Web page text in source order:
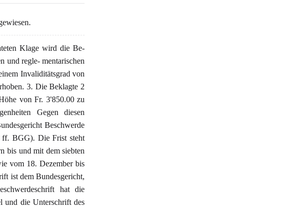
Klage wird die Be-
und regle- mentarischen
Invaliditätsgrad von
3. Die Beklagte 2
von Fr. 3'850.00 zu
Gegen diesen
Beschwerde
BGG). Die Frist steht
bis und mit dem siebten
vom 18. Dezember bis
ist dem Bundesgericht,
hat die
und die Unterschrift des